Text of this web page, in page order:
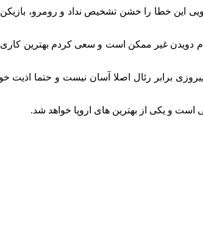
این خطا را خشن تشخیص نداد و رومرو، بازیکن
دویدن غیر ممکن است و سعی کردم بهترین کاری
برابر رئال اصلا آسان نیست و حتما اذیت
است و یکی از بهترین‌ های اروپا خواهد شد.